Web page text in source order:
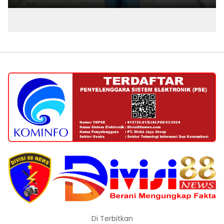
dan Warga Minta BPK Audit Dana Desa di Lowulowu
April 16, 2026